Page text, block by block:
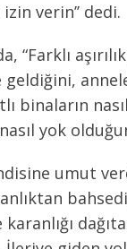
verin’’ dedi.
“Farklı
binaların nasıl
yok
umut